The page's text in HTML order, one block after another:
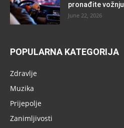
pronađite vožnju
June 22, 2026
POPULARNA KATEGORIJA
Zdravlje
Muzika
Prijepolje
Zanimljivosti